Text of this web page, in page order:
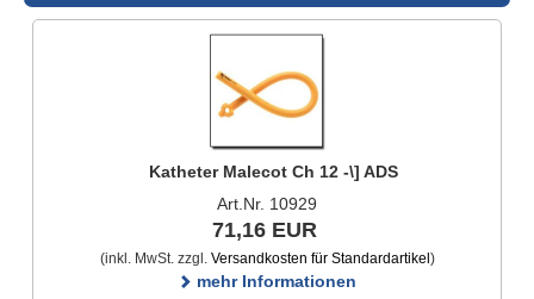
Katheter Malecot Ch 12 -\] ADS
Art.Nr. 10929
71,16 EUR
(inkl. MwSt. zzgl. Versandkosten für Standardartikel )
mehr Informationen